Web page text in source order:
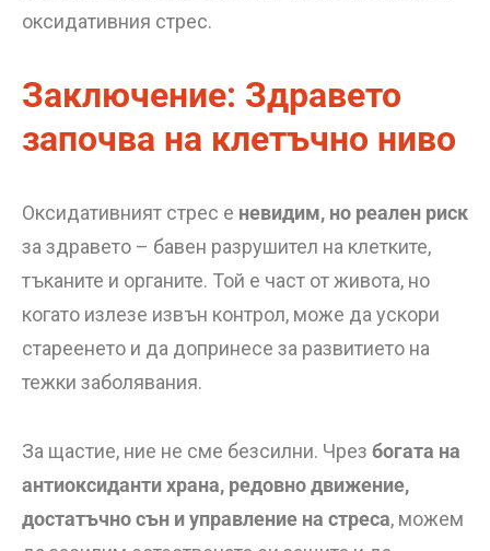
оксидативния стрес.
Заключение: Здравето
започва на клетъчно ниво
Оксидативният стрес е невидим, но реален риск
за здравето – бавен разрушител на клетките,
тъканите и органите. Той е част от живота, но
когато излезе извън контрол, може да ускори
стареенето и да допринесе за развитието на
тежки заболявания.
За щастие, ние не сме безсилни. Чрез богата на
антиоксиданти храна, редовно движение,
достатъчно сън и управление на стреса, можем